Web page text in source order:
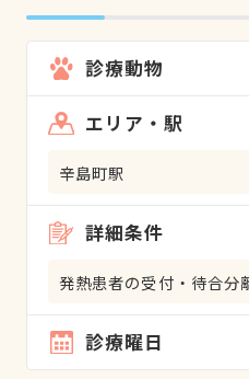
診療動物
エリア・駅
辛島町駅
詳細条件
発熱患者の受付・待合分
診療曜日